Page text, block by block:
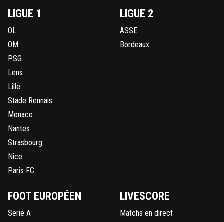
LIGUE 1
OL
OM
PSG
Lens
Lille
Stade Rennais
Monaco
Nantes
Strasbourg
Nice
Paris FC
LIGUE 2
ASSE
Bordeaux
FOOT EUROPÉEN
Serie A
LIVESCORE
Matchs en direct